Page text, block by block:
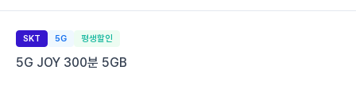
SKT 5G 평생할인
5G JOY 300분 5GB